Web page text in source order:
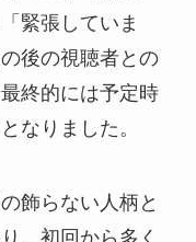
緊張していま
後の視聴者との
終的には予定時
なりました。
飾らない人柄と
、初回から多く